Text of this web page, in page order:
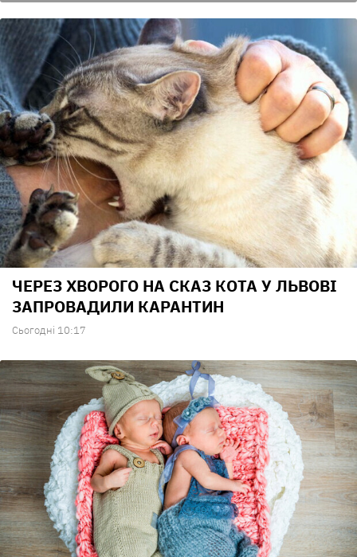
ЧЕРЕЗ ХВОРОГО НА СКАЗ КОТА У ЛЬВОВІ
ЗАПРОВАДИЛИ КАРАНТИН
Сьогодні 10:17